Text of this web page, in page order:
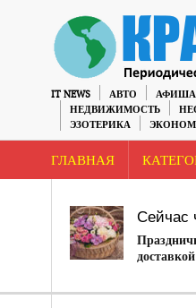
IT NEWS АВТО АФИША
НЕДВИЖИМОСТЬ
ЭЗОТЕРИКА
ГЛАВНАЯ
Сейчас
доставкой